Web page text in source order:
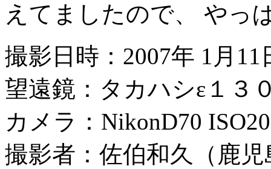
えてましたので、 やっ
撮影日時：2007年 1月
望遠鏡：タカハシε１３
カメラ：NikonD70
撮影者：佐伯和久（鹿